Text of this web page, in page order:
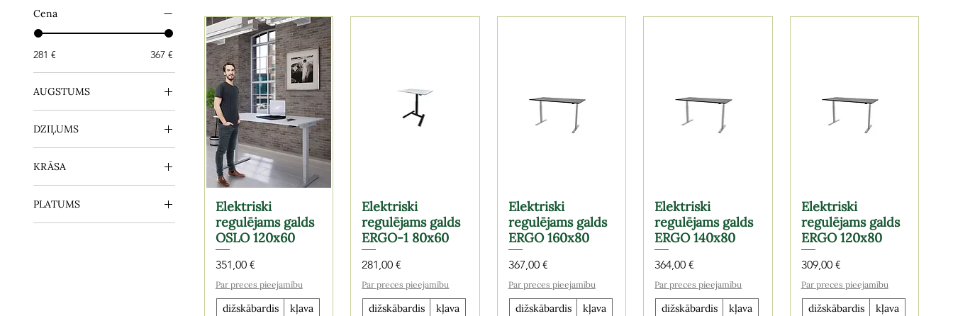
Cena
281 € 367 €
AUGSTUMS
641-1291mm
705-1175mm
720-1190mm
DZIĻUMS
600mm
800mm
KRĀSA
balts
bērzs
dižskābardis
PLATUMS
1200mm
Elektriski
regulējams galds
OSLO 120x60
Cena
351,00 €
Par preces pieejamību
dižskābardis
kļava
Elektriski
regulējams galds
ERGO-1 80x60
Cena
281,00 €
Par preces pieejamību
dižskābardis
kļava
Elektriski
regulējams galds
ERGO 160x80
Cena
367,00 €
Par preces pieejamību
dižskābardis
kļava
Elektriski
regulējams galds
ERGO 140x80
Cena
364,00 €
Par preces pieejamību
dižskābardis
kļava
Elektriski
regulējams galds
ERGO 120x80
Cena
309,00 €
Par preces pieejamību
dižskābardis
kļava